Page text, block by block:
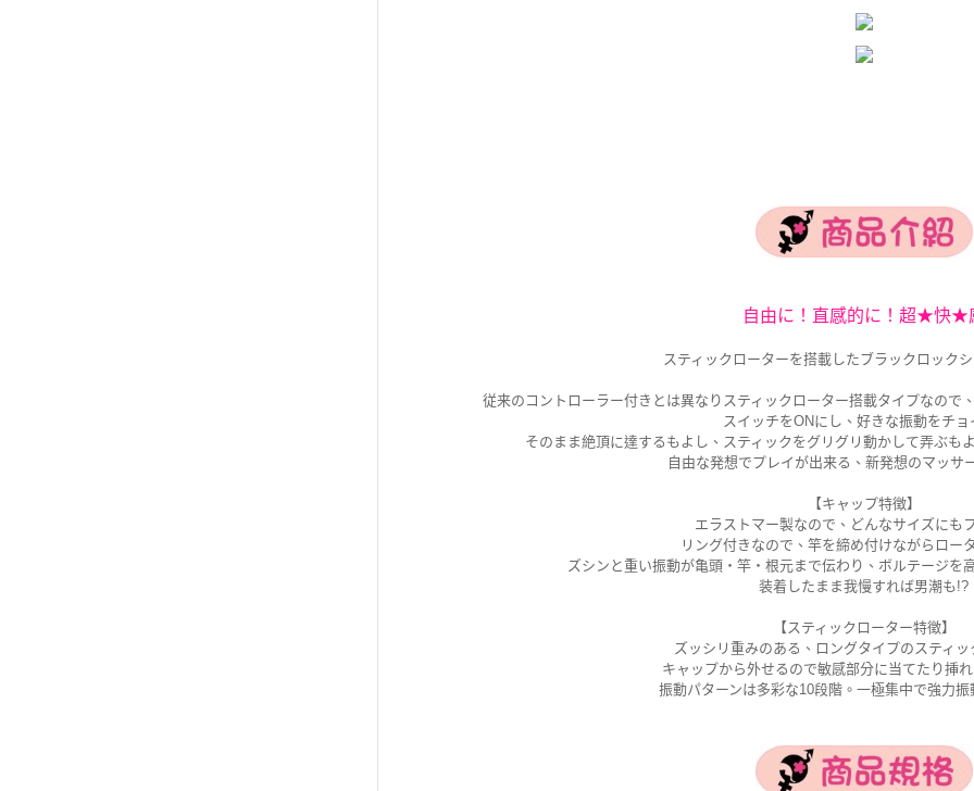
自由に！直感的に！超★快★
スティックローターを搭載したブラックロック
従来のコントローラー付きとは異なりスティックローター搭載タイプなので
スイッチをONにし、好きな振動をチョ
そのまま絶頂に達するもよし、スティックをグリグリ動かして弄ぶ
自由な発想でプレイが出来る、新発想のマッサ
【キャップ特徴】
エラストマー製なので、どんなサイズにも
リング付きなので、竿を締め付けながらロー
ズシンと重い振動が亀頭・竿・根元まで伝わり、ボルテージを
装着したまま我慢すれば男潮も!?
【スティックローター特徴】
ズッシリ重みのある、ロングタイプのスティ
キャップから外せるので敏感部分に当てたり挿
振動パターンは多彩な10段階。一極集中で強力